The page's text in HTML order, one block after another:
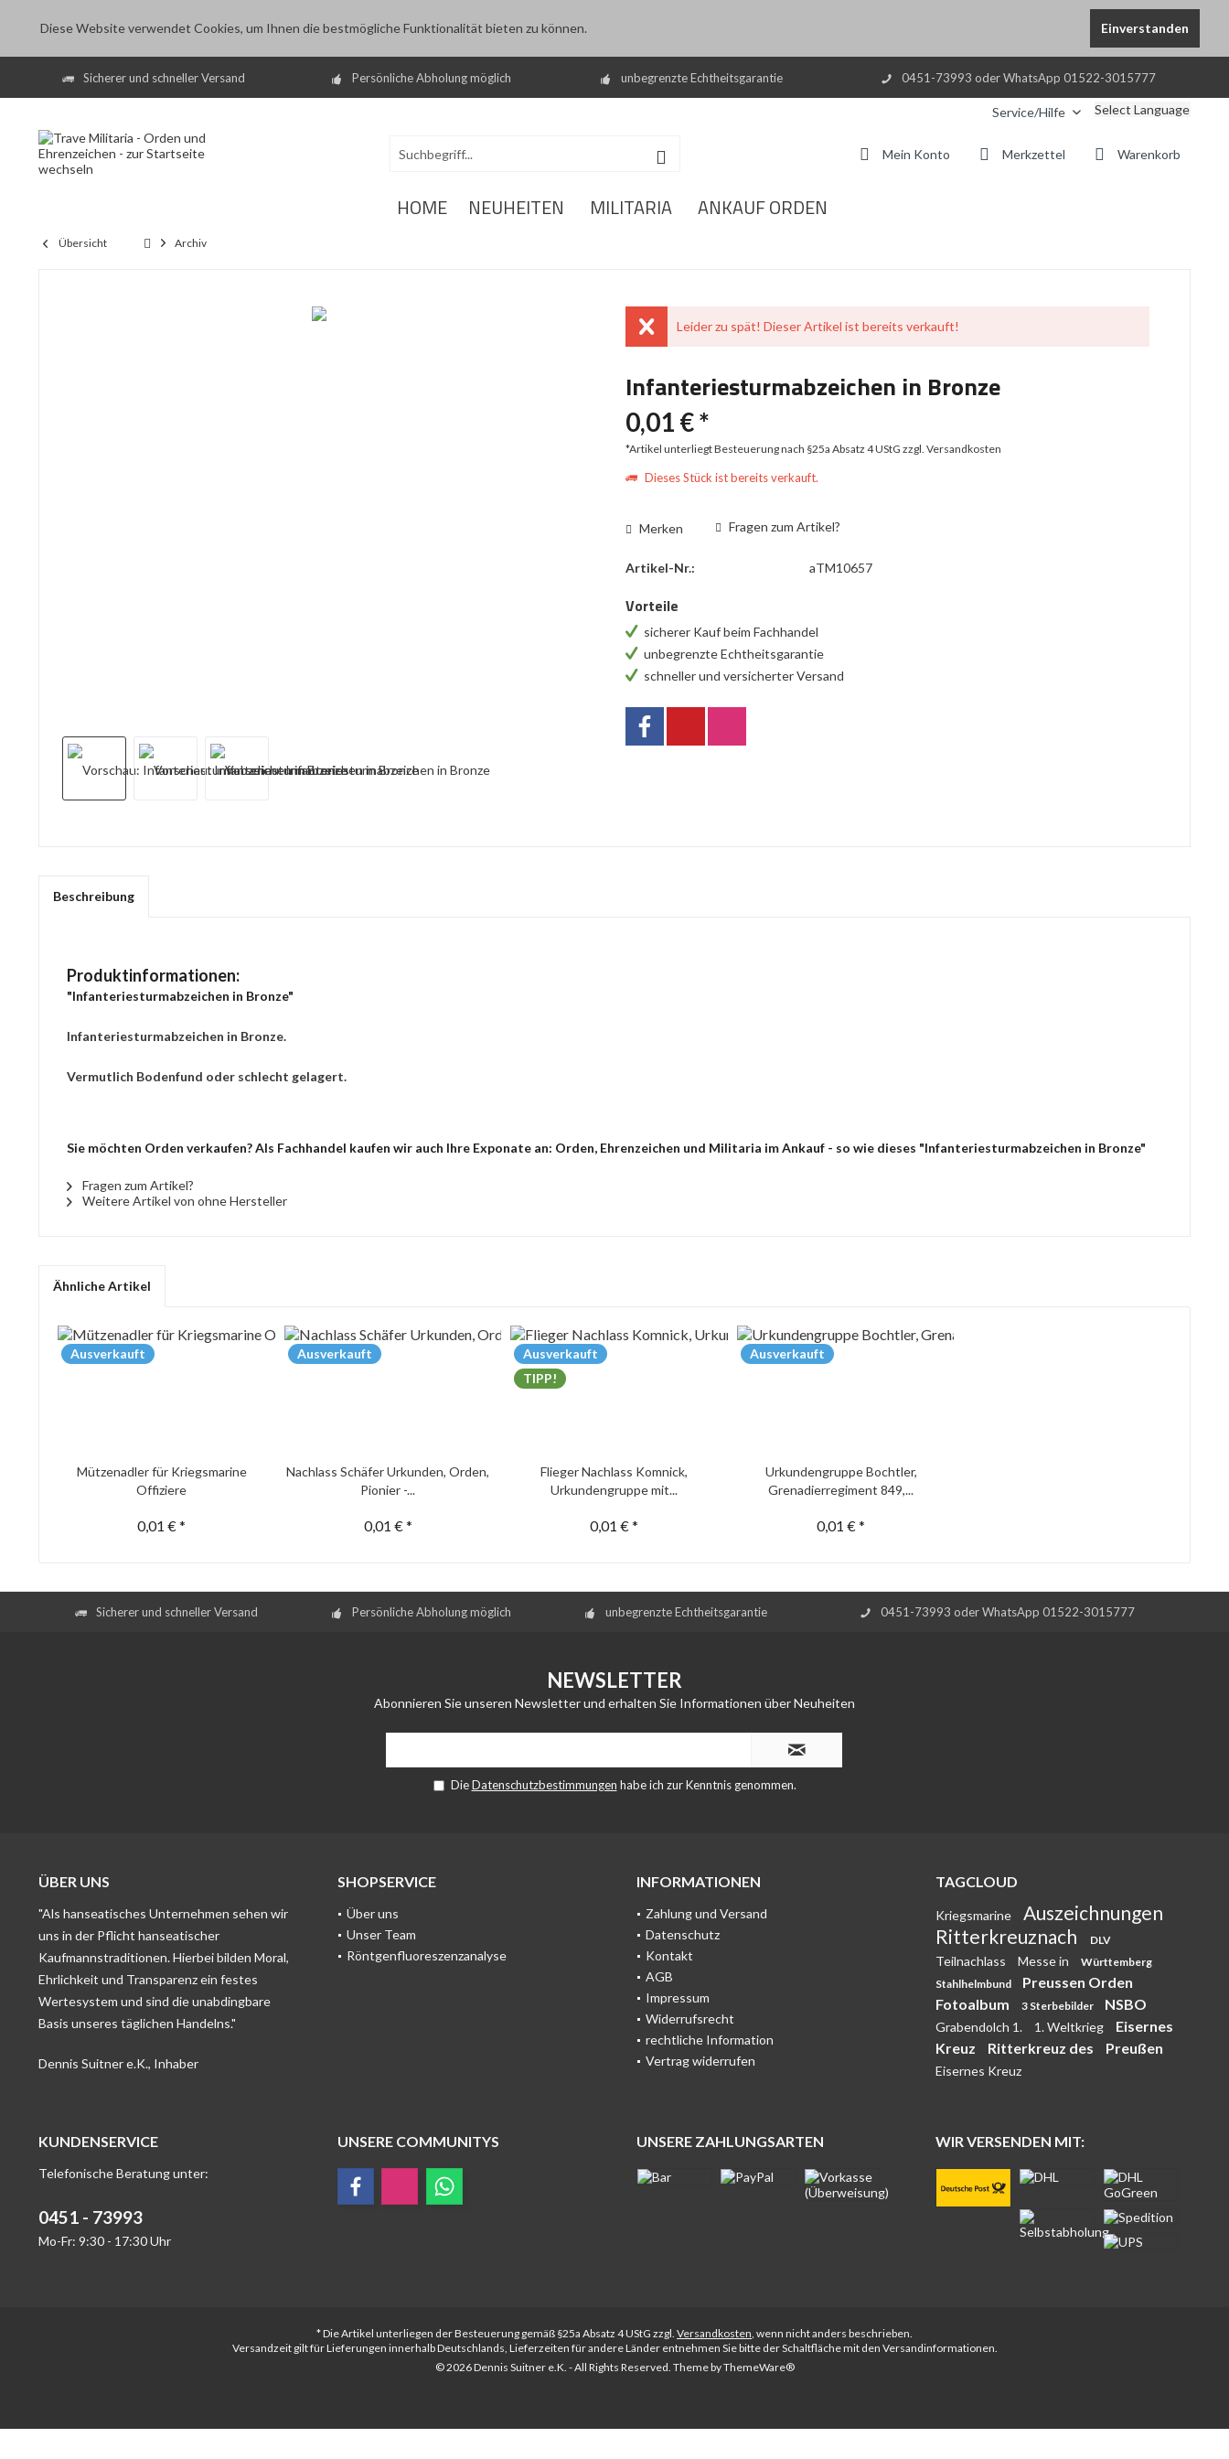
Diese Website verwendet Cookies, um Ihnen die bestmögliche Funktionalität bieten zu können. Einverstanden
Sicherer und schneller Versand Persönliche Abholung möglich unbegrenzte Echtheitsgarantie 0451-73993 oder WhatsApp 01522-3015777
Service/Hilfe Select Language
Warenkorb
Merkzettel
Mein Konto
HOME NEUHEITEN MILITARIA ANKAUF ORDEN
Übersicht Archiv
Leider zu spät! Dieser Artikel ist bereits verkauft!
Infanteriesturmabzeichen in Bronze
0,01 € *
*Artikel unterliegt Besteuerung nach §25a Absatz 4 UStGzzgl. Versandkosten
Dieses Stück ist bereits verkauft.
Merken Fragen zum Artikel?
Artikel-Nr.: aTM10657
Vorteile
sicherer Kauf beim Fachhandel
unbegrenzte Echtheitsgarantie
schneller und versicherter Versand
Beschreibung
Produktinformationen:
"Infanteriesturmabzeichen in Bronze"
Infanteriesturmabzeichen in Bronze.
Vermutlich Bodenfund oder schlecht gelagert.
Sie möchten Orden verkaufen? Als Fachhandel kaufen wir auch Ihre Exponate an: Orden, Ehrenzeichen und Militaria im Ankauf - so wie dieses "Infanteriesturmabzeichen in Bronze"
Fragen zum Artikel?
Weitere Artikel von ohne Hersteller
Ähnliche Artikel
Ausverkauft
Mützenadler für Kriegsmarine
Offiziere
0,01 € *
Ausverkauft
Nachlass Schäfer Urkunden, Orden,
Pionier -...
0,01 € *
Ausverkauft
TIPP!
Flieger Nachlass Komnick,
Urkundengruppe mit...
0,01 € *
Ausverkauft
Urkundengruppe Bochtler,
Grenadierregiment 849,...
0,01 € *
Sicherer und schneller Versand Persönliche Abholung möglich unbegrenzte Echtheitsgarantie 0451-73993 oder WhatsApp 01522-3015777
NEWSLETTER
Abonnieren Sie unseren Newsletter und erhalten Sie Informationen über Neuheiten
DieDatenschutzbestimmungen habe ich zur Kenntnis genommen.
ÜBER UNS
"Als hanseatisches Unternehmen sehen wir
uns in der Pflicht hanseatischer
Kaufmannstraditionen. Hierbei bilden Moral,
Ehrlichkeit und Transparenz ein festes
Wertesystem und sind die unabdingbare
Basis unseres täglichen Handelns."
Dennis Suitner e.K., Inhaber
SHOPSERVICE
Über uns
Unser Team
Röntgenfluoreszenzanalyse
INFORMATIONEN
Zahlung und Versand
Datenschutz
Kontakt
AGB
Impressum
Widerrufsrecht
rechtliche Information
Vertrag widerrufen
TAGCLOUD
Kriegsmarine
Auszeichnungen
Ritterkreuznach
DLV
Teilnachlass Messe in
Württemberg
Stahlhelmbund
Preussen Orden
Fotoalbum
3 Sterbebilder NSBO
Grabendolch 1. 1. Weltkrieg
Eisernes
Kreuz
Ritterkreuz des Preußen
Eisernes Kreuz
KUNDENSERVICE
Telefonische Beratung unter:
0451 - 73993
Mo-Fr: 9:30 - 17:30 Uhr
UNSERE COMMUNITYS UNSERE ZAHLUNGSARTEN WIR VERSENDEN MIT:
* Die Artikel unterliegen der Besteuerung gemäß §25a Absatz 4 UStG zzgl. Versandkosten, wenn nicht anders beschrieben.
Versandzeit gilt für Lieferungen innerhalb Deutschlands, Lieferzeiten für andere Länder entnehmen Sie bitte der Schaltfläche mit den Versandinformationen.
© 2026 Dennis Suitner e.K. - All Rights Reserved. Theme byThemeWare®